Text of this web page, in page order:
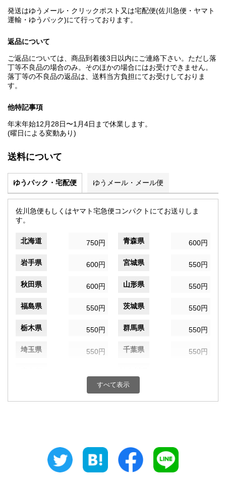
発送はゆうメール・クリックポスト又は宅配便(佐川急便・ヤマト
運輸・ゆうパック)にて行っております。
返品について
ご返品については、商品到着後3日以内にご連絡下さい。ただし落
丁等不良品の場合のみ。そのほかの場合にはお受けできません。
落丁等の不良品の返品は、送料当方負担にてお受けしておりま
す。
他特記事項
年末年始12月28日〜1月4日まで休業します。
(曜日による変動あり)
送料について
ゆうパック・宅配便 ゆうメール・メール便
佐川急便もしくはヤマト宅急便コンパクトにてお送りしま
す。
北海道 750円 青森県 600円
岩手県 600円 宮城県 550円
秋田県 600円 山形県 550円
福島県 550円 茨城県 550円
栃木県 550円 群馬県 550円
埼玉県 550円 千葉県 550円
550円 富山県
550円 静岡県
すべて表示